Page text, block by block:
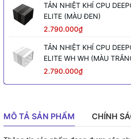
TẢN NHIỆT KHÍ CPU
ELITE (MÀU ĐEN)
2.790.000₫
TẢN NHIỆT KHÍ CPU
ELITE WH WH (MÀU
2.790.000₫
MÔ TẢ SẢN PHẨM CHÍNH